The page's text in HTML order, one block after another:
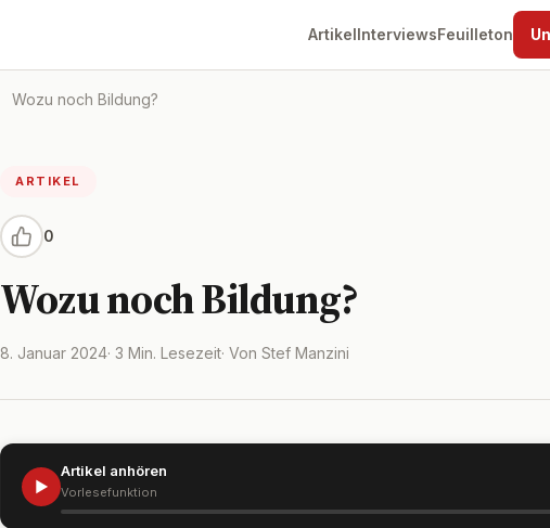
ArtikelInterviewsFeuilleton
Wozu noch Bildung?
ARTIKEL
0
Wozu noch Bildung?
8. Januar 2024· 3 Min. Lesezeit· Von Stef Manzini
▶
Artikel anhören
Vorlesefunktion